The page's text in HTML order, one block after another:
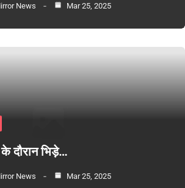
News Mar 25, 2025
दौरान भिड़े…
News Mar 25, 2025